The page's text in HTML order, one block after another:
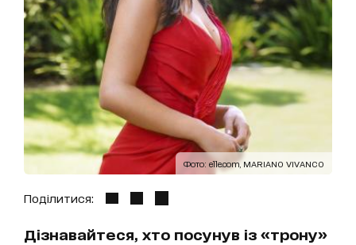
Фото: elle.com, MARIANO VIVANCO
Поділитися:
Дізнавайтеся, хто посунув із «трону»